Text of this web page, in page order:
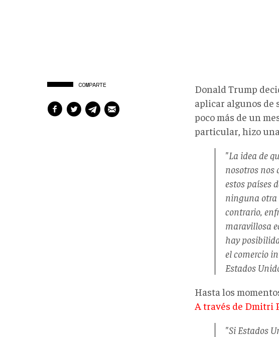
COMPARTE Donald Trump
aplicar algunos de
poco más de un
particular, hizo
"La idea de
nosotros nos
estos países
ninguna otra
contrario,
maravillosa
hay
el comercio
Estados
Hasta los
A través de Dmitri
"Si Estados